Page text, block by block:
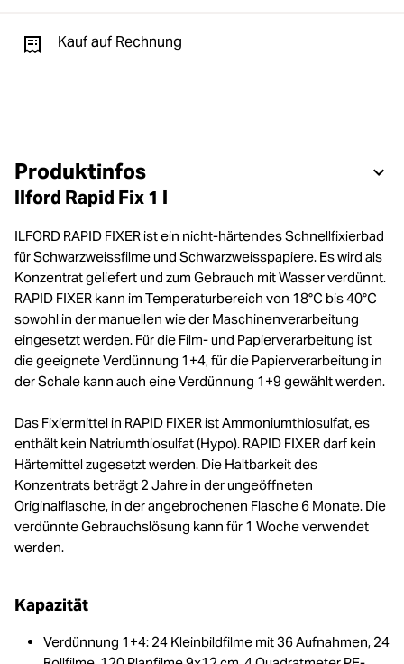
Kauf auf Rechnung
Produktinfos
Ilford Rapid Fix 1 l
ILFORD RAPID FIXER ist ein nicht-härtendes Schnellfixierbad
für Schwarzweissfilme und Schwarzweisspapiere. Es wird als
Konzentrat geliefert und zum Gebrauch mit Wasser verdünnt.
RAPID FIXER kann im Temperaturbereich von 18°C bis 40°C
sowohl in der manuellen wie der Maschinenverarbeitung
eingesetzt werden. Für die Film- und Papierverarbeitung ist
die geeignete Verdünnung 1+4, für die Papierverarbeitung in
der Schale kann auch eine Verdünnung 1+9 gewählt werden.
Das Fixiermittel in RAPID FIXER ist Ammoniumthiosulfat, es
enthält kein Natriumthiosulfat (Hypo). RAPID FIXER darf kein
Härtemittel zugesetzt werden. Die Haltbarkeit des
Konzentrats beträgt 2 Jahre in der ungeöffneten
Originalflasche, in der angebrochenen Flasche 6 Monate. Die
verdünnte Gebrauchslösung kann für 1 Woche verwendet
werden.
Kapazität
Verdünnung 1+4: 24 Kleinbildfilme mit 36 Aufnahmen, 24